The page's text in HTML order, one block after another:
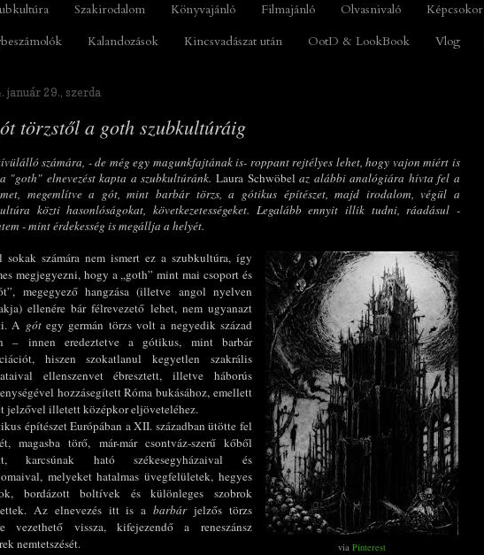
Szakirodalom Könyvajánló Filmajánló Olvasnivaló Képcsokor
Kalandozások Kincsvadászat után OotD & LookBook Vlog
január 29., szerda
törzstől a goth szubkultúráig
számára, - de még egy magunkfajtának is- roppant rejtélyes lehet, hogy vajon miért is
"goth" elnevezést kapta a szubkultúránk. Laura Schwöbel az alábbi analógiára hívta fel a
megemlítve a gót, mint barbár törzs, a gótikus építészet, majd irodalom, végül a
közti hasonlóságokat, következetességeket. Legalább ennyit illik tudni, ráadásul -
- mint érdekesség is megállja a helyét.
via Pinterest
sokak számára nem ismert ez a szubkultúra, így
megjegyezni, hogy a „goth” mint mai csoport és
megegyező hangzása (illetve angol nyelven
ellenére bár félrevezető lehet, nem ugyanazt
A gótegy germán törzs volt a negyedik század
– innen eredeztetve a gótikus, mint barbár
hiszen szokatlanul kegyetlen szakrális
ellenszenvet ébresztett, illetve háborús
hozzásegített Róma bukásához, emellett
jelzővel illetett középkor eljöveteléhez.
építészet Európában a XII. században ütötte fel
magasba törő, már-már csontváz-szerű kőből
karcsúnak ható székesegyházaival és
melyeket hatalmas üvegfelületek, hegyes
bordázott boltívek és különleges szobrok
Az elnevezés itt is abarbárjelzős törzs
vezethető vissza, kifejezendő a reneszánsz
nemtetszését.